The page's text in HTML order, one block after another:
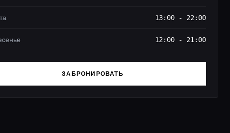
13:00 - 22:00
12:00 - 21:00
ЗАБРОНИРОВАТЬ